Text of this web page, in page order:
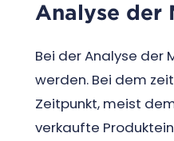
Analyse der
Bei der Analyse der
werden. Bei dem
Zeitpunkt, meist
verkaufte